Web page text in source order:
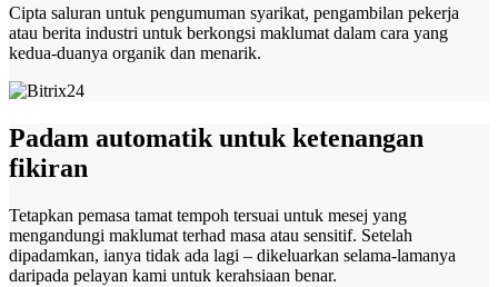
Cipta saluran untuk pengumuman syarikat, pengambilan pekerja
atau berita industri untuk berkongsi maklumat dalam cara yang
kedua-duanya organik dan menarik.
Padam automatik untuk ketenangan
fikiran
Tetapkan pemasa tamat tempoh tersuai untuk mesej yang
mengandungi maklumat terhad masa atau sensitif. Setelah
dipadamkan, ianya tidak ada lagi – dikeluarkan selama-lamanya
daripada pelayan kami untuk kerahsiaan benar.